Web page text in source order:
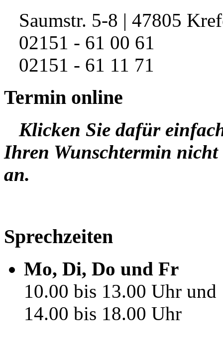
Saumstr. 5-8 | 47805
02151 - 61 00 61
02151 - 61 11 71
Termin online
Klicken Sie dafür
Ihren Wunschtermin
an.
Sprechzeiten
Mo, Di, Do und Fr
10.00 bis 13.00 Uhr und
14.00 bis 18.00 Uhr